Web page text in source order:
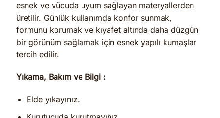
esnek ve vücuda uyum sağlayan materyallerden
üretilir. Günlük kullanımda konfor sunmak,
formunu korumak ve kıyafet altında daha düzgün
bir görünüm sağlamak için esnek yapılı kumaşlar
tercih edilir.
Yıkama, Bakım ve Bilgi :
Elde yıkayınız.